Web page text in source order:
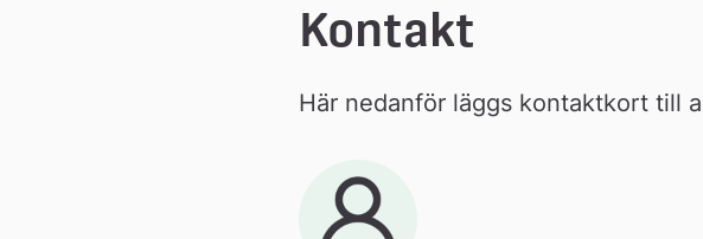
Kontakt
Här nedanför läggs kontaktkort till